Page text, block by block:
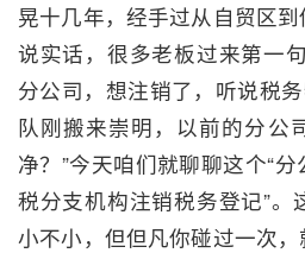
晃十几年，经手过从自贸区到
说实话，很多老板过来第一
分公司，想注销了，听说税
队刚搬来崇明，以前的分公
净？”今天咱们就聊聊这个“
税分支机构注销税务登记”。
小不小，但但凡你碰过一次